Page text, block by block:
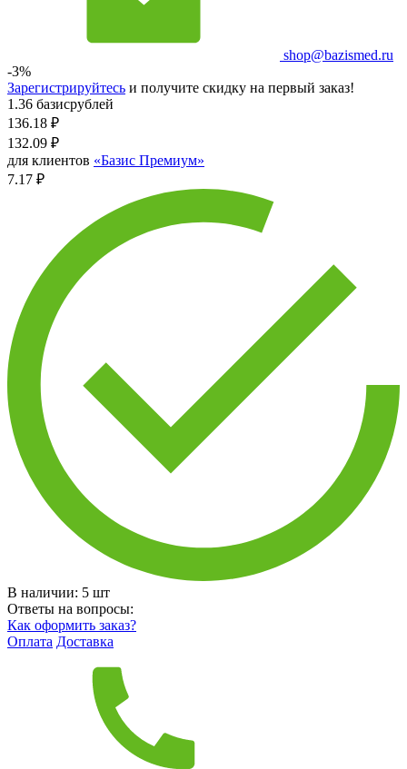
shop@bazismed.ru
-3%
Зарегистрируйтесь и получите скидку на первый заказ!
1.36 базисрублей
136.18 ₽
132.09 ₽
для клиентов «Базис Премиум»
7.17 ₽
В наличии: 5 шт
Ответы на вопросы:
Как оформить заказ?
Оплата Доставка